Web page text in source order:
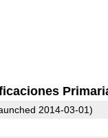
2014-03-01)